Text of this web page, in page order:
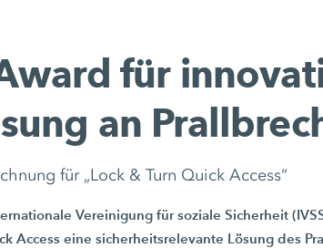
für
an
für „Lock & Turn Quick Access“
Vereinigung für soziale Sicherheit
Access eine sicherheitsrelevante Lösung des